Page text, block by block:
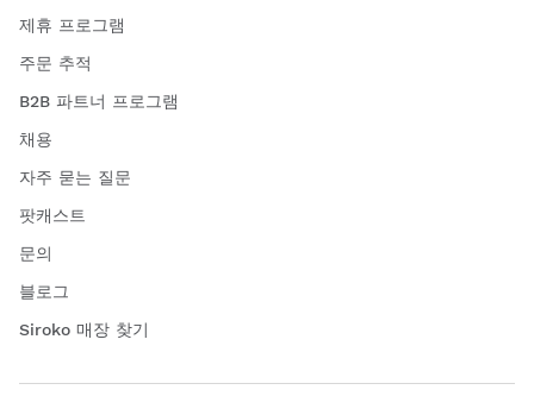
제휴 프로그램
주문 추적
B2B 파트너 프로그램
채용
자주 묻는 질문
팟캐스트
문의
블로그
Siroko 매장 찾기